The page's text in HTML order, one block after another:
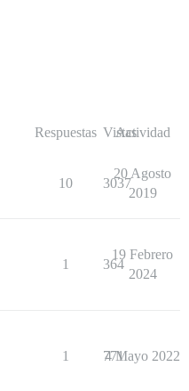
Respuestas Vistas
Actividad
10 3037
20 Agosto
2019
1 364
19 Febrero
2024
1 771
4 Mayo 2022